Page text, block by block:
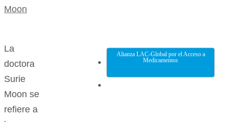
Moon
La
doctora
Surie
Moon se
refiere a
Alianza LAC-Global por el Acceso a
Medicamentos